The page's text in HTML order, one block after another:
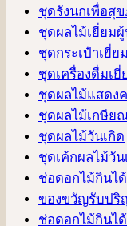
ชุดรังนกเพื่อสุ
ชุดผลไม้เยี่ยม
ชุดกระเป๋าเยี่
ชุดเครื่องดื่มเยี่
ชุดผลไม้แสดง
ชุดผลไม้เกษีย
ชุดผลไม้วันเกิด
ชุดเค้กผลไม้วัน
ช่อดอกไม้กินได้
ของขวัญรับปริ
ช่อดอกไม้กินได้